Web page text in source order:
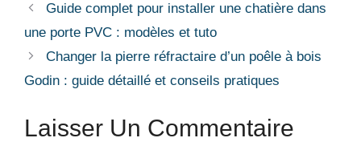
Guide complet pour installer une chatière dans
une porte PVC : modèles et tuto
Changer la pierre réfractaire d’un poêle à bois
Godin : guide détaillé et conseils pratiques
Laisser Un Commentaire